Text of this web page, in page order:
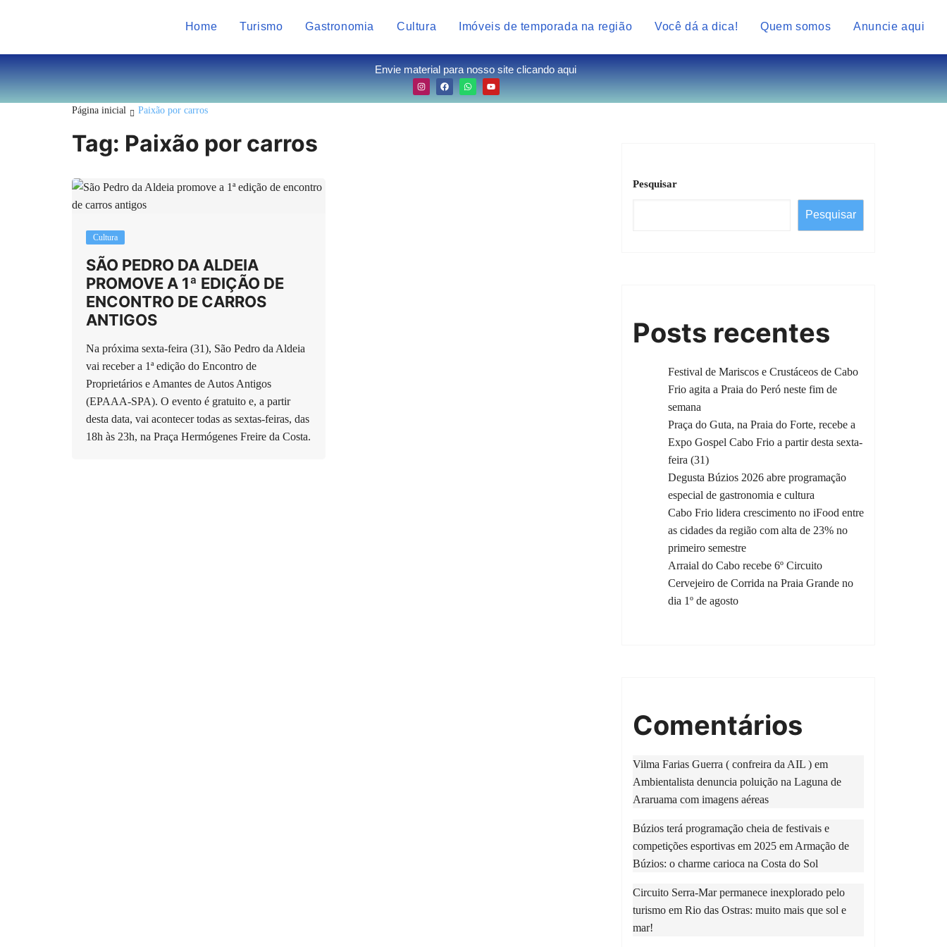
Home Turismo Gastronomia Cultura Imóveis de temporada na região Você dá a dica! Quem somos Anuncie aqui
Envie material para nosso site clicando aqui
Página inicial Paixão por carros
Tag: Paixão por carros
Cultura
SÃO PEDRO DA ALDEIA
PROMOVE A 1ª EDIÇÃO DE
ENCONTRO DE CARROS
ANTIGOS
Na próxima sexta-feira (31), São Pedro da Aldeia
vai receber a 1ª edição do Encontro de
Proprietários e Amantes de Autos Antigos
(EPAAA-SPA). O evento é gratuito e, a partir
desta data, vai acontecer todas as sextas-feiras, das
18h às 23h, na Praça Hermógenes Freire da Costa.
Pesquisar
Pesquisar
Posts recentes
Festival de Mariscos e Crustáceos de Cabo
Frio agita a Praia do Peró neste fim de
semana
Praça do Guta, na Praia do Forte, recebe a
Expo Gospel Cabo Frio a partir desta sexta-
feira (31)
Degusta Búzios 2026 abre programação
especial de gastronomia e cultura
Cabo Frio lidera crescimento no iFood entre
as cidades da região com alta de 23% no
primeiro semestre
Arraial do Cabo recebe 6º Circuito
Cervejeiro de Corrida na Praia Grande no
dia 1º de agosto
Comentários
Vilma Farias Guerra ( confreira da AIL ) em
Ambientalista denuncia poluição na Laguna de
Araruama com imagens aéreas
Búzios terá programação cheia de festivais e
competições esportivas em 2025 em Armação de
Búzios: o charme carioca na Costa do Sol
Circuito Serra-Mar permanece inexplorado pelo
turismo em Rio das Ostras: muito mais que sol e
mar!